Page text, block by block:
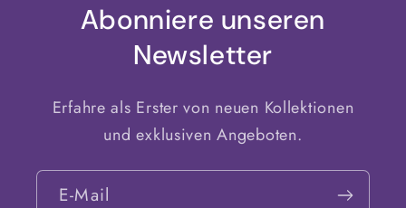
Abonniere unseren
Newsletter
Erfahre als Erster von neuen Kollektionen
und exklusiven Angeboten.
E-Mail